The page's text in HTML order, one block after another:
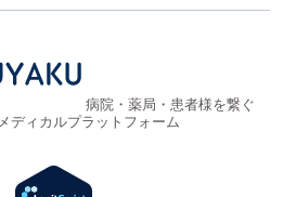
病院・薬局・患者様を繋ぐ
ディカルプラットフォーム